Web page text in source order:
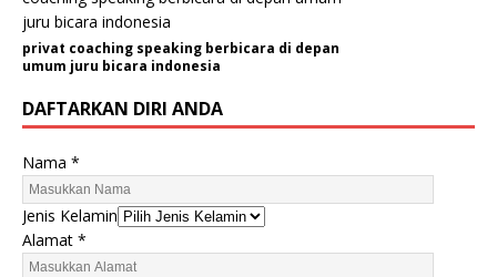
privat coaching speaking berbicara di depan
umum juru bicara indonesia
DAFTARKAN DIRI ANDA
Nama *
J
e
n
Jenis Kelamin
Alamat *